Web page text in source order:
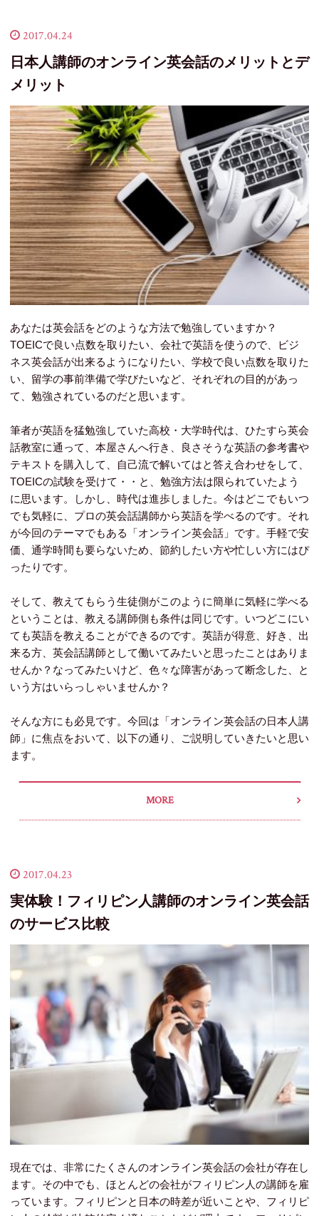
2017.04.24
日本人講師のオンライン英会話のメリットとデ
メリット
あなたは英会話をどのような方法で勉強していますか？
TOEICで良い点数を取りたい、会社で英語を使うので、ビジ
ネス英会話が出来るようになりたい、学校で良い点数を取りた
い、留学の事前準備で学びたいなど、それぞれの目的があっ
て、勉強されているのだと思います。
筆者が英語を猛勉強していた高校・大学時代は、ひたすら英会
話教室に通って、本屋さんへ行き、良さそうな英語の参考書や
テキストを購入して、自己流で解いてはと答え合わせをして、
TOEICの試験を受けて・・と、勉強方法は限られていたよう
に思います。しかし、時代は進歩しました。今はどこでもいつ
でも気軽に、プロの英会話講師から英語を学べるのです。それ
が今回のテーマでもある「オンライン英会話」です。手軽で安
価、通学時間も要らないため、節約したい方や忙しい方にはぴ
ったりです。
そして、教えてもらう生徒側がこのように簡単に気軽に学べる
ということは、教える講師側も条件は同じです。いつどこにい
ても英語を教えることができるのです。英語が得意、好き、出
来る方、英会話講師として働いてみたいと思ったことはありま
せんか？なってみたいけど、色々な障害があって断念した、と
いう方はいらっしゃいませんか？
そんな方にも必見です。今回は「オンライン英会話の日本人講
師」に焦点をおいて、以下の通り、ご説明していきたいと思い
ます。
MORE
2017.04.23
実体験！フィリピン人講師のオンライン英会話
のサービス比較
現在では、非常にたくさんのオンライン英会話の会社が存在し
ます。その中でも、ほとんどの会社がフィリピン人の講師を雇
っています。フィリピンと日本の時差が近いことや、フィリピ